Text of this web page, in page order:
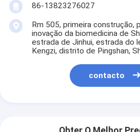
86-13823276027
Rm 505, primeira construção,
inovação da biomedicina de
estrada de Jinhui, estrada do
Kengzi, distrito de Pingshan,
contacto